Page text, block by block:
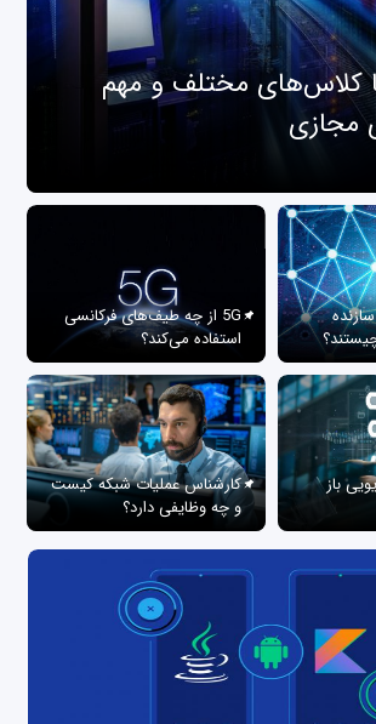
کلاس‌های مختلف و مهم
مجازی
5G از چه طیف‌های فرکانسی
استفاده می‌کند؟
باز
کارشناس عملیات شبکه کیست
و چه وظایفی دارد؟